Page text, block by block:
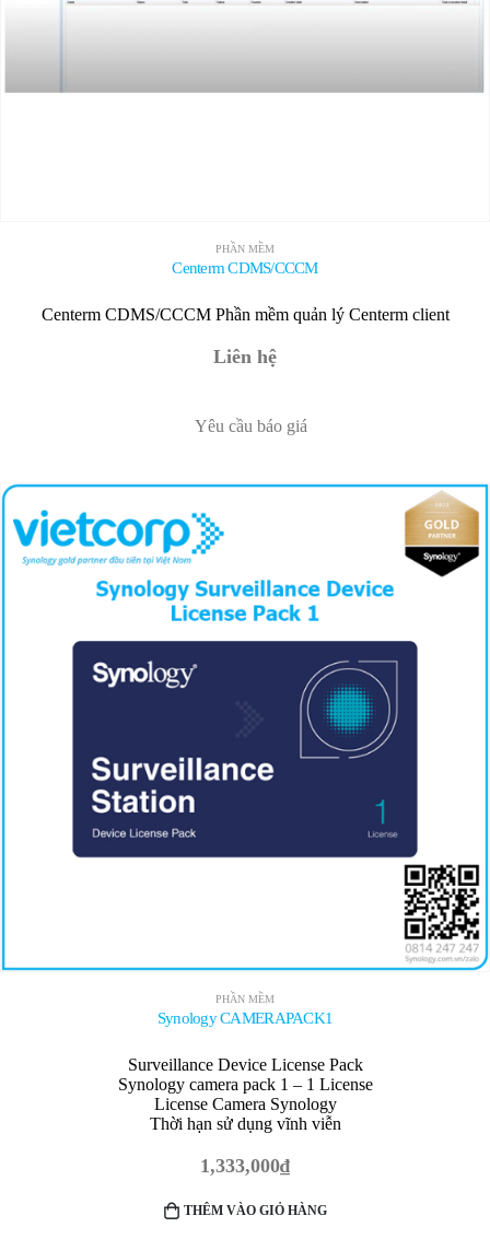
PHẦN MỀM
Centerm CDMS/CCCM
Centerm CDMS/CCCM Phần mềm quản lý Centerm client
Liên hệ
Yêu cầu báo giá
PHẦN MỀM
Synology CAMERAPACK1
Surveillance Device License Pack
Synology camera pack 1 – 1 License
License Camera Synology
Thời hạn sử dụng vĩnh viễn
1,333,000₫
THÊM VÀO GIỎ HÀNG